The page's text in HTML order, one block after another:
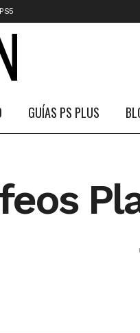
GUÍAS PS PLUS